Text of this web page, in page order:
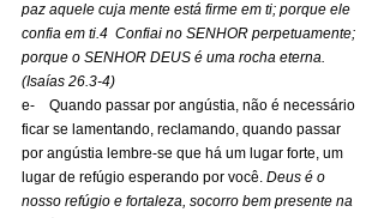
paz aquele cuja mente está firme em ti; porque ele
confia em ti.4  Confiai no SENHOR perpetuamente;
porque o SENHOR DEUS é uma rocha eterna.
(Isaías 26.3-4)
e-    Quando passar por angústia, não é necessário
ficar se lamentando, reclamando, quando passar
por angústia lembre-se que há um lugar forte, um
lugar de refúgio esperando por você. Deus é o
nosso refúgio e fortaleza, socorro bem presente na